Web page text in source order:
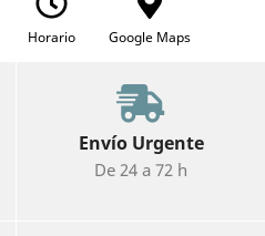
Horario Google Maps
Envío Urgente
De 24 a 72 h